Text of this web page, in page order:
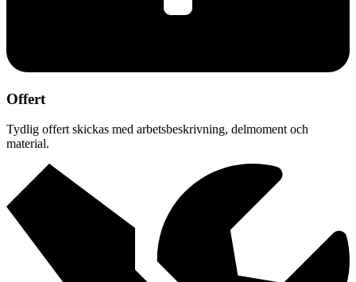
Offert
Tydlig offert skickas med arbetsbeskrivning, delmoment och
material.